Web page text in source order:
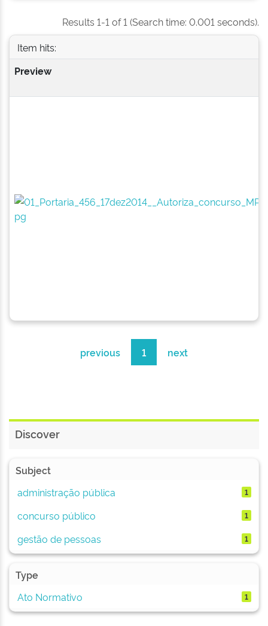
Results 1-1 of 1 (Search time: 0.001 seconds).
Item hits:
Preview
previous 1 next
Discover
Subject
administração pública
1
concurso público 1
gestão de pessoas 1
Type
Ato Normativo
1